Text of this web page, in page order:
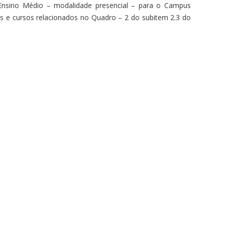
Médio – modalidade presencial – para o Campus
e cursos relacionados no Quadro – 2 do subitem 2.3 do